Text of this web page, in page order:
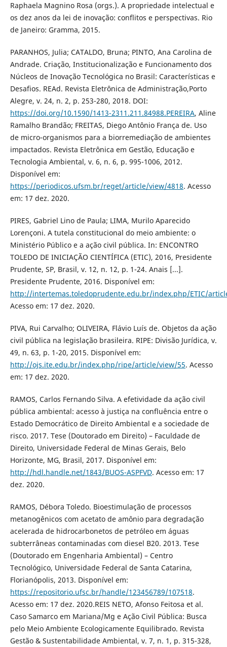
Raphaela Magnino Rosa (orgs.). A propriedade intelectual e
os dez anos da lei de inovação: conflitos e perspectivas. Rio
de Janeiro: Gramma, 2015.
PARANHOS, Julia; CATALDO, Bruna; PINTO, Ana Carolina de
Andrade. Criação, Institucionalização e Funcionamento dos
Núcleos de Inovação Tecnológica no Brasil: Características e
Desafios. REAd. Revista Eletrônica de Administração,Porto
Alegre, v. 24, n. 2, p. 253-280, 2018. DOI:
https://doi.org/10.1590/1413-2311.211.84988.PEREIRA, Aline
Ramalho Brandão; FREITAS, Diego Antônio França de. Uso
de micro-organismos para a biorremediação de ambientes
impactados. Revista Eletrônica em Gestão, Educação e
Tecnologia Ambiental, v. 6, n. 6, p. 995-1006, 2012.
Disponível em:
https://periodicos.ufsm.br/reget/article/view/4818. Acesso
em: 17 dez. 2020.
PIRES, Gabriel Lino de Paula; LIMA, Murilo Aparecido
Lorençoni. A tutela constitucional do meio ambiente: o
Ministério Público e a ação civil pública. In: ENCONTRO
TOLEDO DE INICIAÇÃO CIENTÍFICA (ETIC), 2016, Presidente
Prudente, SP, Brasil, v. 12, n. 12, p. 1-24. Anais [...].
Presidente Prudente, 2016. Disponível em:
http://intertemas.toledoprudente.edu.br/index.php/ETIC/
Acesso em: 17 dez. 2020.
PIVA, Rui Carvalho; OLIVEIRA, Flávio Luís de. Objetos da ação
civil pública na legislação brasileira. RIPE: Divisão Jurídica, v.
49, n. 63, p. 1-20, 2015. Disponível em:
http://ojs.ite.edu.br/index.php/ripe/article/view/55. Acesso
em: 17 dez. 2020.
RAMOS, Carlos Fernando Silva. A efetividade da ação civil
pública ambiental: acesso à justiça na confluência entre o
Estado Democrático de Direito Ambiental e a sociedade de
risco. 2017. Tese (Doutorado em Direito) – Faculdade de
Direito, Universidade Federal de Minas Gerais, Belo
Horizonte, MG, Brasil, 2017. Disponível em:
http://hdl.handle.net/1843/BUOS-ASPFVD. Acesso em: 17
dez. 2020.
RAMOS, Débora Toledo. Bioestimulação de processos
metanogênicos com acetato de amônio para degradação
acelerada de hidrocarbonetos de petróleo em águas
subterrâneas contaminadas com diesel B20. 2013. Tese
(Doutorado em Engenharia Ambiental) – Centro
Tecnológico, Universidade Federal de Santa Catarina,
Florianópolis, 2013. Disponível em:
https://repositorio.ufsc.br/handle/123456789/107518.
Acesso em: 17 dez. 2020.REIS NETO, Afonso Feitosa et al.
Caso Samarco em Mariana/Mg e Ação Civil Pública: Busca
pelo Meio Ambiente Ecologicamente Equilibrado. Revista
Gestão & Sustentabilidade Ambiental, v. 7, n. 1, p. 315-328,